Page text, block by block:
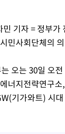
는 승부차기 끝
"태풍 지나며 폭염
기자 = 정부
민사회단체의
오는 30일 오
너지전략연구
기가와트) 시